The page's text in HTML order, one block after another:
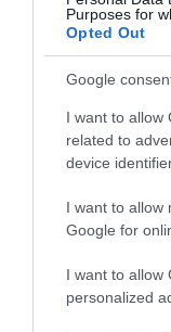
Purposes for
Opted Out
Google
I want to allow
related to
device
I want to allow
Google for
I want to allow
personalized
12.02.2026 12:00
NEXT DAY
αλλάζει την
ενέργεια από